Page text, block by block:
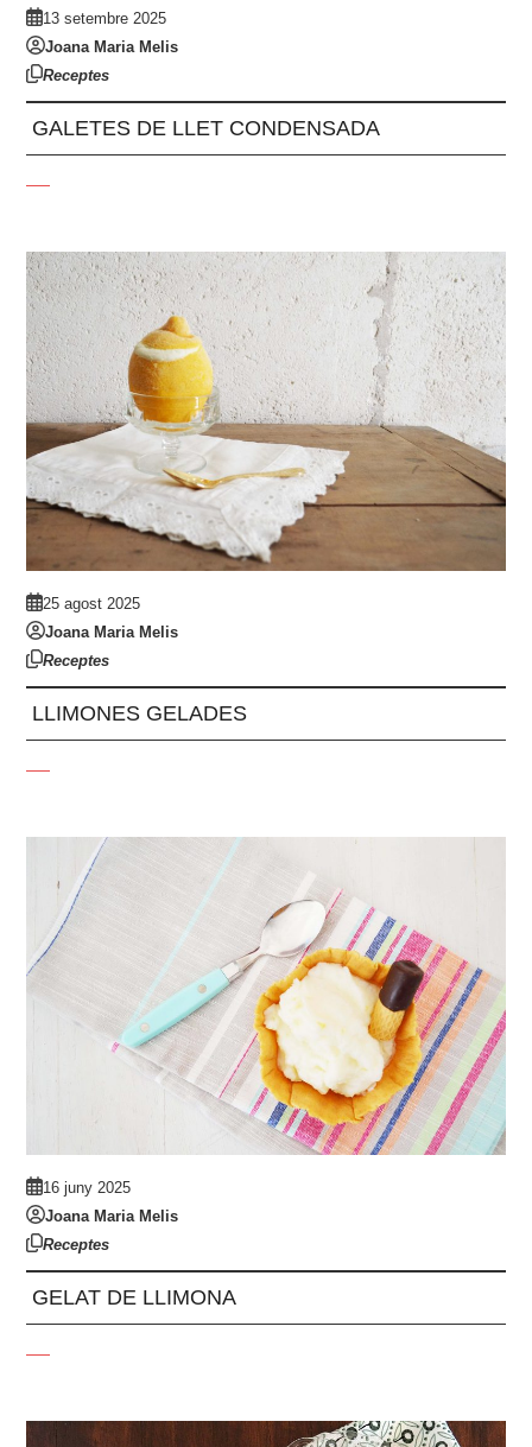
13 setembre 2025
Joana Maria Melis
Receptes
GALETES DE LLET CONDENSADA
25 agost 2025
Joana Maria Melis
Receptes
LLIMONES GELADES
16 juny 2025
Joana Maria Melis
Receptes
GELAT DE LLIMONA